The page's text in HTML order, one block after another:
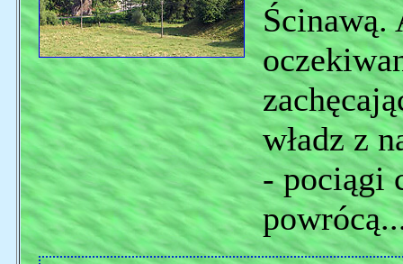
Ścinawą.
władz z
- pociągi